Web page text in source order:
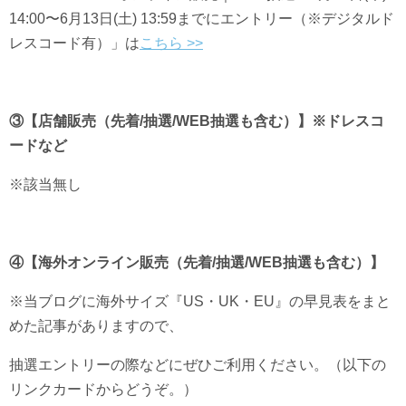
14:00〜6月13日(土) 13:59までにエントリー（※デジタルド
レスコード有）」はこちら >>
③【店舗販売（先着/抽選/WEB抽選も含む）】※ドレスコ
ードなど
※該当無し
④【海外オンライン販売（先着/抽選/WEB抽選も含む）】
※当ブログに海外サイズ『US・UK・EU』の早見表をまと
めた記事がありますので、
抽選エントリーの際などにぜひご利用ください。（以下の
リンクカードからどうぞ。）